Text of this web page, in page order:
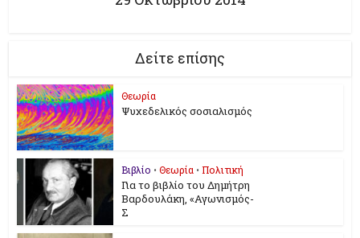
Δείτε επίσης
Θεωρία
Ψυχεδελικός σοσιαλισμός
Βιβλίο • Θεωρία • Πολιτική
Για το βιβλίο του Δημήτρη
Βαρδουλάκη, «Αγωνισμός-
Σ